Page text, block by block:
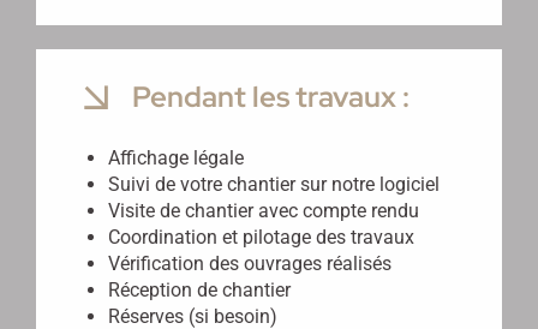
Pendant les travaux :
Affichage légale
Suivi de votre chantier sur notre logiciel
Visite de chantier avec compte rendu
Coordination et pilotage des travaux
Vérification des ouvrages réalisés
Réception de chantier
Réserves (si besoin)